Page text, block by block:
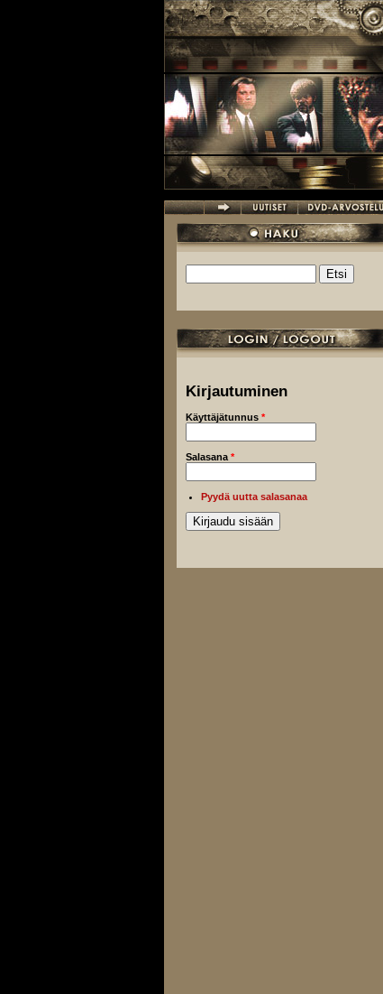
Hakulomake
Kirjautuminen
Käyttäjätunnus *
Salasana *
Pyydä uutta salasanaa